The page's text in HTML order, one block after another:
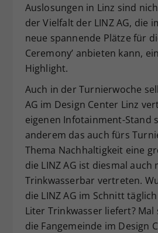
Auslosungen in Linz sind
der Vielfalt der LINZ AG, die
neue spannende Plätze für
Ceremony’ anbieten kann,
Highlight.
Auch in der Turnierwoche
AG im Design Center Linz
eigenen Infotainment-Stand
anderem das auch fürs
Thema Nachhaltigkeit eine
die LINZ AG ist diesmal auch
Trinkwasserbar vertreten.
die LINZ AG im Schnitt
Liter Trinkwasser liefert? Mal
die Fangemeinde im Design